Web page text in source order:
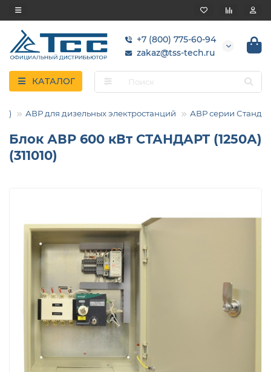
+7 (800) 775-60-94
zakaz@tss-tech.ru
КАТАЛОГ
АВР для дизельных электростанций АВР серии
Блок АВР 600 кВт СТАНДАРТ (1250А)
(311010)